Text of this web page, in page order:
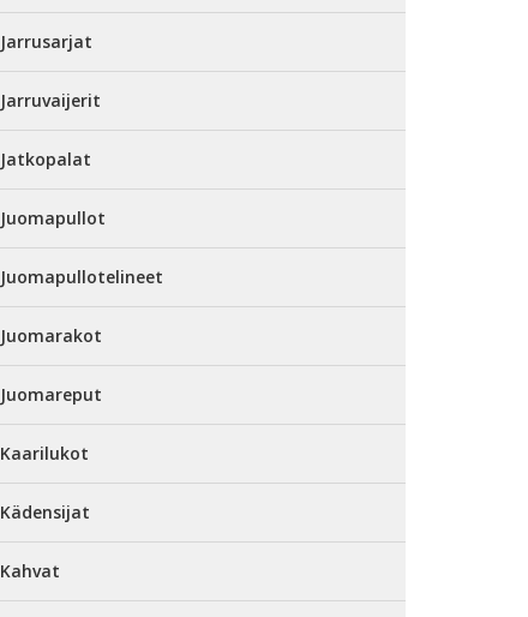
Jarrusarjat
Jarruvaijerit
Jatkopalat
Juomapullot
Juomapullotelineet
Juomarakot
Juomareput
Kaarilukot
Kädensijat
Kahvat